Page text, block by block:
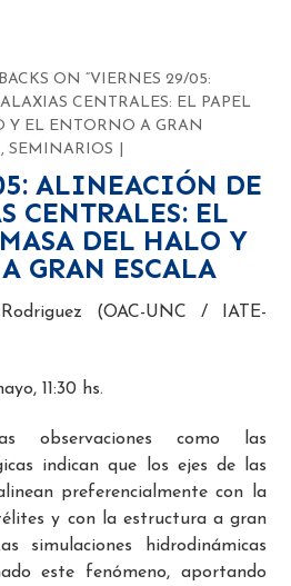
ON “VIERNES 29/05:
CENTRALES: EL PAPEL
Y EL ENTORNO A GRAN
,SEMINARIOS
ALINEACIÓN DE
CENTRALES: EL
DEL HALO Y
GRAN ESCALA
(OAC-UNC / IATE-
11:30 hs.
observaciones como las
indican que los ejes de las
preferencialmente con la
y con la estructura a gran
simulaciones hidrodinámicas
este fenómeno, aportando